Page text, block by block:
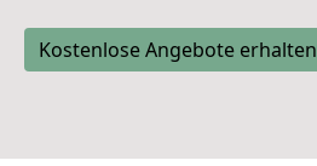
Kostenlose Angebote erhalten